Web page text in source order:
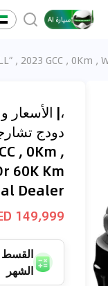
،| الأسعار
, 0Km ,
60K Km
Dealer
149,999 AED
الشهر